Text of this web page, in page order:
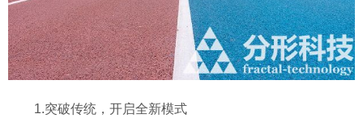
1.突破传统，开启全新模式